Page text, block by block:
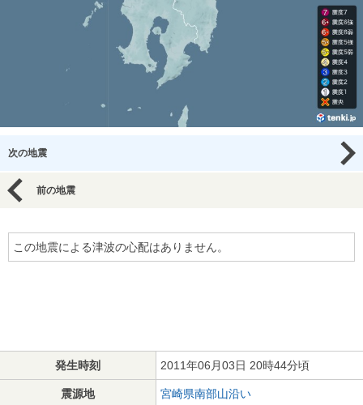
次の地震
前の地震
この地震による津波の心配はありません。
発生時刻 2011年06月03日 20時44分頃
震源地 宮崎県南部山沿い